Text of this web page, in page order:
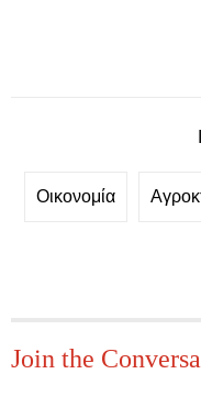
Οικονομία
Join the